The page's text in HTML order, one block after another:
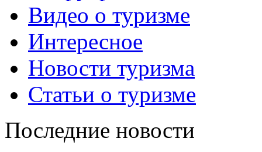
Видео о туризме
Интересное
Новости туризма
Статьи о туризме
Последние новости